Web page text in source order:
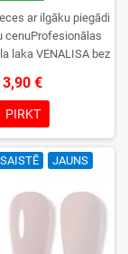
ar ilgāku piegādi
cenuProfesionālas
laka VENALISA bez
lieliska sacietēšana
un ilgstoša
flakons iepakots
reizi to atvērsiet
tikai jūs.
3,90 €
PIRKT
JAUNS